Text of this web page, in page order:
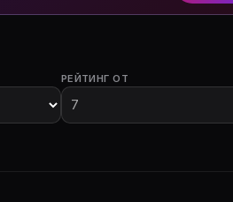
РЕЙТИНГ ОТ